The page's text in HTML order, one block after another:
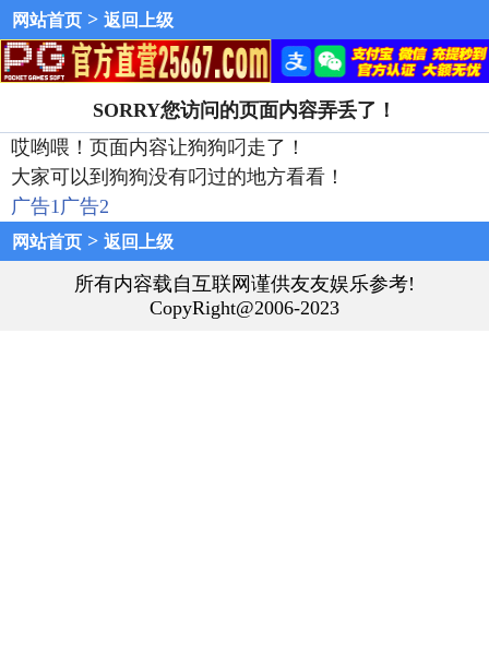
网站首页 > 返回上级
SORRY您访问的页面内容弄丢了！
哎哟喂！页面内容让狗狗叼走了！
大家可以到狗狗没有叼过的地方看看！
广告1广告2
网站首页 > 返回上级
所有内容载自互联网谨供友友娱乐参考!
CopyRight@2006-2023